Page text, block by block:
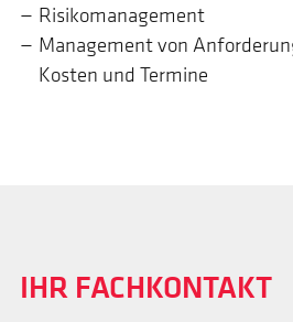
Risikomanagement
Management von
Kosten und Termine
IHR FACHKONTAKT